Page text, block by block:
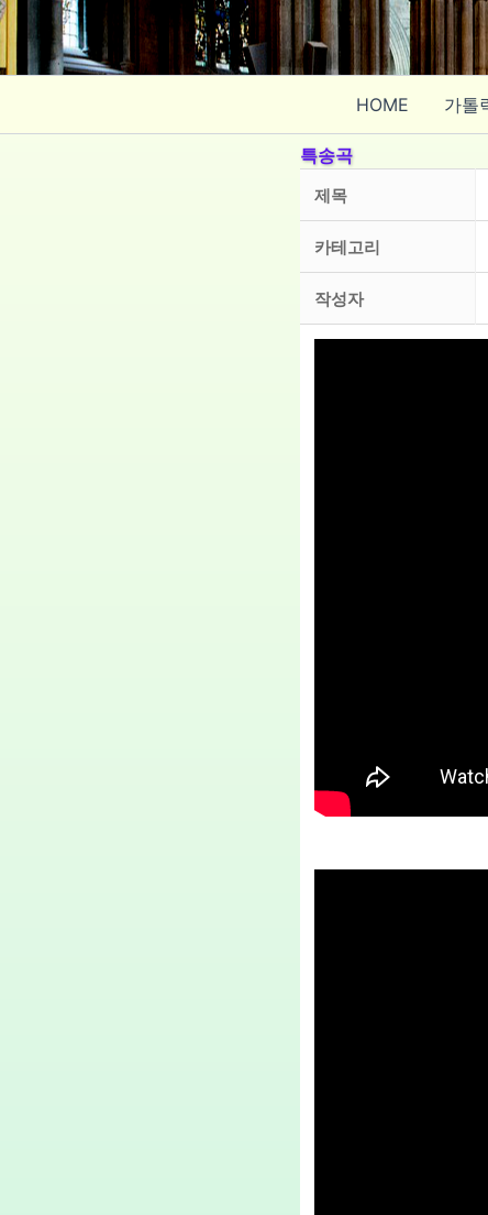
콘
텐
츠
건
HOME 가톨
특송곡
제목
카테고리
작성자